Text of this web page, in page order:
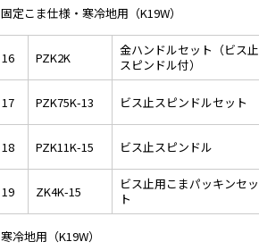
固定こま仕様・寒冷地用（K19W）
16 PZK2K
金ハンドルセット（ビス止
スピンドル付）
17 PZK75K-13 ビス止スピンドルセット
18 PZK11K-15 ビス止スピンドル
19 ZK4K-15
ビス止用こまパッキンセッ
ト
寒冷地用（K19W）